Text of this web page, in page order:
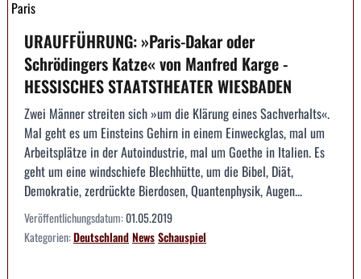
Paris
URAUFFÜHRUNG: »Paris-Dakar oder
Schrödingers Katze« von Manfred Karge -
HESSISCHES STAATSTHEATER WIESBADEN
Zwei Männer streiten sich »um die Klärung eines Sachverhalts«.
Mal geht es um Einsteins Gehirn in einem Einweckglas, mal um
Arbeitsplätze in der Autoindustrie, mal um Goethe in Italien. Es
geht um eine windschiefe Blechhütte, um die Bibel, Diät,
Demokratie, zerdrückte Bierdosen, Quantenphysik, Augen...
Veröffentlichungsdatum:01.05.2019
Kategorien:DeutschlandNewsSchauspiel